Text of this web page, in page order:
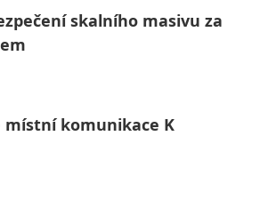
skalního masivu za
místní komunikace K